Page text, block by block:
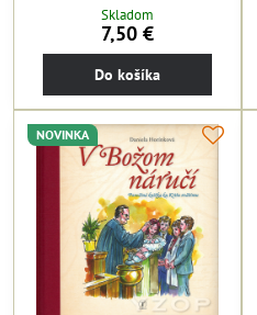
Skladom
7,50 €
Do košíka
NOVINKA